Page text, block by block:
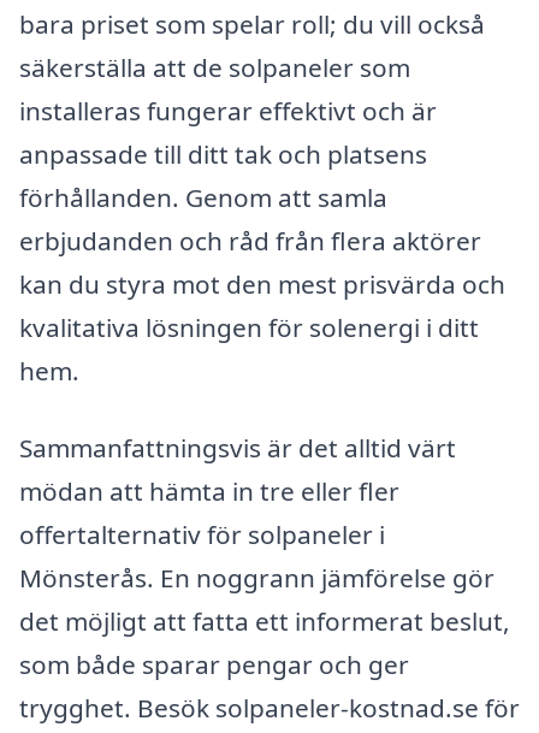
bara priset som spelar roll; du vill också
säkerställa att de solpaneler som
installeras fungerar effektivt och är
anpassade till ditt tak och platsens
förhållanden. Genom att samla
erbjudanden och råd från flera aktörer
kan du styra mot den mest prisvärda och
kvalitativa lösningen för solenergi i ditt
hem.
Sammanfattningsvis är det alltid värt
mödan att hämta in tre eller fler
offertalternativ för solpaneler i
Mönsterås. En noggrann jämförelse gör
det möjligt att fatta ett informerat beslut,
som både sparar pengar och ger
trygghet. Besök solpaneler-kostnad.se för